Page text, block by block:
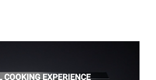
COOKING EXPERIENCE